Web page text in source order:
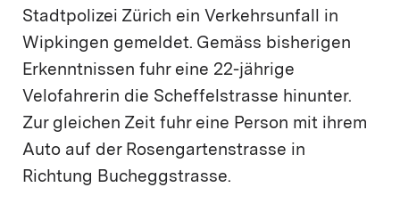
Stadtpolizei Zürich ein Verkehrsunfall in
Wipkingen gemeldet. Gemäss bisherigen
Erkenntnissen fuhr eine 22-jährige
Velofahrerin die Scheffelstrasse hinunter.
Zur gleichen Zeit fuhr eine Person mit ihrem
Auto auf der Rosengartenstrasse in
Richtung Bucheggstrasse.